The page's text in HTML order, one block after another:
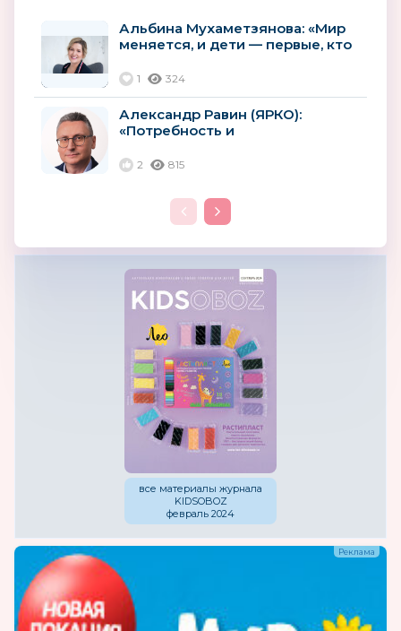
Альбина Мухаметзянова: «Мир
меняется, и дети — первые, кто
1 324
Александр Равин (ЯРКО):
«Потребность и
лицензий будут расти»
2 815
все материалы журнала
KIDSOBOZ
февраль 2024